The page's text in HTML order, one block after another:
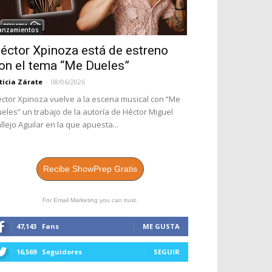
Xpinoza está de estreno
el tema “Me Dueles”
Zárate - 08/06/2026
Xpinoza vuelve a la escena musical con “Me
un trabajo de la autoría de Héctor Miguel
Aguilar en la que apuesta...
Recibe ShowPrep Gratis
For Email Marketing you can trust.
47,143 Fans ME GUSTA
16,569 Seguidores SEGUIR